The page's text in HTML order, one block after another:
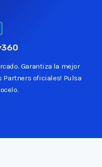
Garantiza la mejor
Partners oficiales! Pulsa